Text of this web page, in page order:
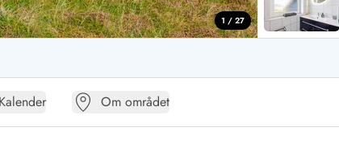
hos os
1 / 27
Kalender Om området